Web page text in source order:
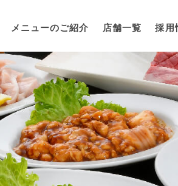
メニューのご紹介 店舗一覧 採用